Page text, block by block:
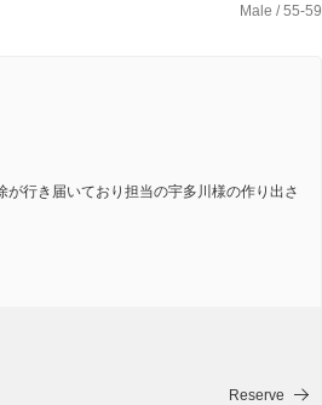
Male / 55-59
行き届いており担当の宇多川様の作り出さ
Reserve